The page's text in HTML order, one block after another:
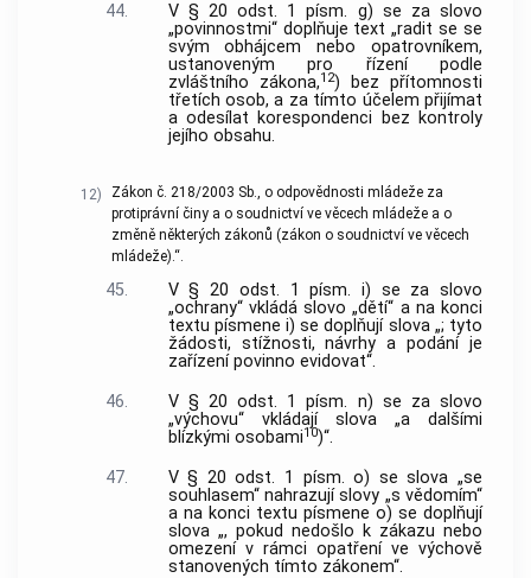
44.
V § 20 odst. 1 písm. g) se za slovo
„povinnostmi“ doplňuje text „radit se se
svým obhájcem nebo opatrovníkem,
ustanoveným pro řízení podle
zvláštního zákona,12) bez přítomnosti
třetích osob, a za tímto účelem přijímat
a odesílat korespondenci bez kontroly
jejího obsahu.
12)
Zákon č. 218/2003 Sb., o odpovědnosti mládeže za
protiprávní činy a o soudnictví ve věcech mládeže a o
změně některých zákonů (zákon o soudnictví ve věcech
mládeže).“.
45.
V § 20 odst. 1 písm. i) se za slovo
„ochrany“ vkládá slovo „dětí“ a na konci
textu písmene i) se doplňují slova „; tyto
žádosti, stížnosti, návrhy a podání je
zařízení povinno evidovat“.
46.
V § 20 odst. 1 písm. n) se za slovo
„výchovu“ vkládají slova „a dalšími
blízkými osobami10)“.
47.
V § 20 odst. 1 písm. o) se slova „se
souhlasem“ nahrazují slovy „s vědomím“
a na konci textu písmene o) se doplňují
slova „, pokud nedošlo k zákazu nebo
omezení v rámci opatření ve výchově
stanovených tímto zákonem“.